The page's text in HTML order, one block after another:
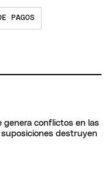
PAGOS
genera conflictos en las
suposiciones destruyen